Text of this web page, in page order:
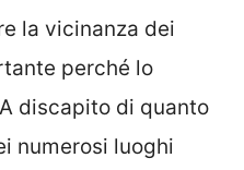
la vicinanza dei
perché lo
discapito di quanto
numerosi luoghi